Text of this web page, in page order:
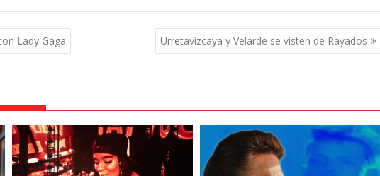
Lady Gaga Urretavizcaya y Velarde se visten de Rayados